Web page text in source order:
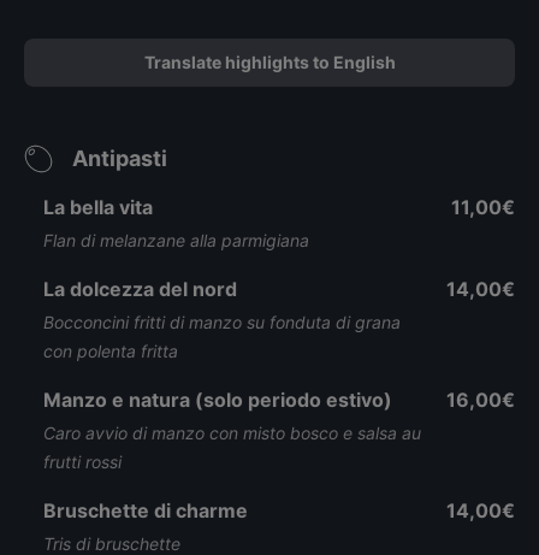
Translate highlights to English
Antipasti
La bella vita
Flan di melanzane alla parmigiana
11,00€
La dolcezza del nord
Bocconcini fritti di manzo su fonduta di grana
con polenta fritta
14,00€
Manzo e natura (solo periodo estivo)
Caro avvio di manzo con misto bosco e salsa au
frutti rossi
16,00€
Bruschette di charme
Tris di bruschette
14,00€